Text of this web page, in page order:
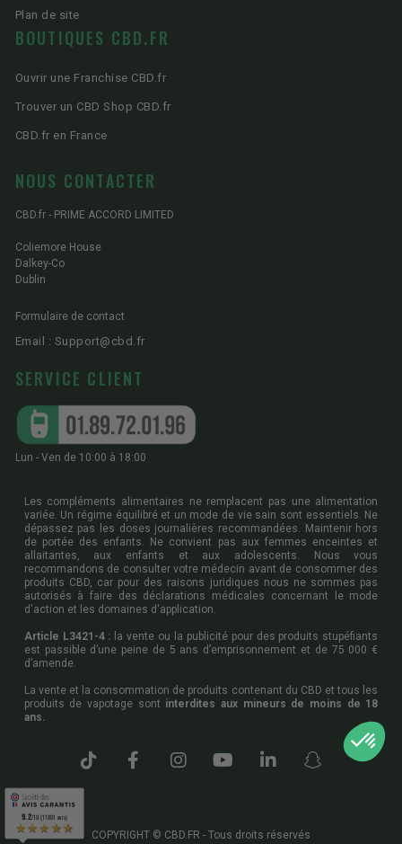
Plan de site
BOUTIQUES CBD.FR
Ouvrir une Franchise CBD.fr
Trouver un CBD Shop CBD.fr
CBD.fr en France
NOUS CONTACTER
CBD.fr - PRIME ACCORD LIMITED
Coliemore House
Dalkey-Co
Dublin
Formulaire de contact
Email : Support@cbd.fr
SERVICE CLIENT
Lun - Ven de 10:00 à 18:00
Les compléments alimentaires ne remplacent pas une alimentation
variée. Un régime équilibré et un mode de vie sain sont essentiels. Ne
dépassez pas les doses journalières recommandées. Maintenir hors
de portée des enfants. Ne convient pas aux femmes enceintes et
allaitantes, aux enfants et aux adolescents. Nous vous
recommandons de consulter votre médecin avant de consommer des
produits CBD, car pour des raisons juridiques nous ne sommes pas
autorisés à faire des déclarations médicales concernant le mode
d'action et les domaines d'application.
Article L3421-4 : la vente ou la publicité pour des produits stupéfiants
est passible d’une peine de 5 ans d’emprisonnement et de 75 000 €
d’amende.
La vente et la consommation de produits contenant du CBD et tous les
produits de vapotage sont interdites aux mineurs de moins de 18
ans.
COPYRIGHT © CBD.FR - Tous droits réservés
9.2/10 (11801 avis)
★★★★★
9.2/10 (11801 avis)
★★★★★